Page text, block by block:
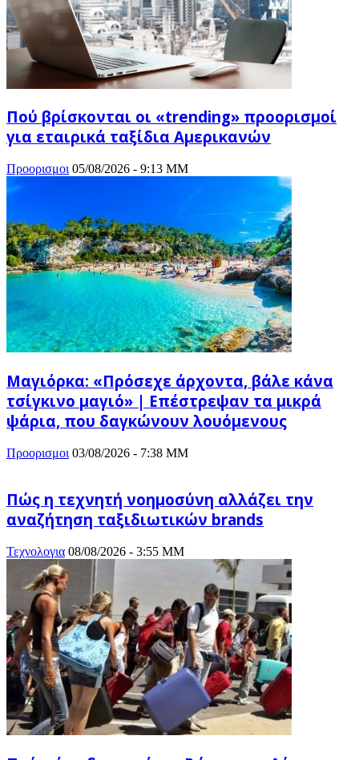
Πού βρίσκονται οι «trending» προορισμοί
για εταιρικά ταξίδια Αμερικανών
Προορισμοι 05/08/2026 - 9:13 ΜΜ
Μαγιόρκα: «Πρόσεχε άρχοντα, βάλε κάνα
τσίγκινο μαγιό» | Επέστρεψαν τα μικρά
ψάρια, που δαγκώνουν λουόμενους
Προορισμοι 03/08/2026 - 7:38 ΜΜ
Πώς η τεχνητή νοημοσύνη αλλάζει την
αναζήτηση ταξιδιωτικών brands
Τεχνολογια 08/08/2026 - 3:55 ΜΜ